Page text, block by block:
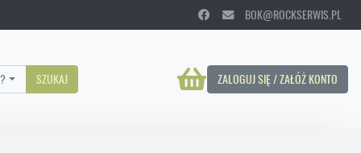
BOK@ROCKSERWIS.PL
ZALOGUJ SIĘ / ZAŁÓŻ KONTO
SZUKAJ